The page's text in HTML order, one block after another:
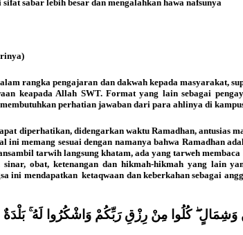
sabar lebih besar dan mengalahkan hawa nafsunya
rangka pengajaran dan dakwah kepada masyarakat,
keapada Allah SWT. Format yang lain sebagai
perhatian jawaban dari para ahlinya di
diperhatikan, didengarkan waktu Ramadhan, antusias
memang sesuai dengan namanya bahwa Ramadhan
tarwih langsung khatam, ada yang tarweh
obat, ketenangan dan hikmah-hikmah yang lain
ini mendapatkan ketaqwaan dan keberkahan sebagai
كُلُوا مِنْ رِزْقِ رَبِّكُمْ وَاشْكُرُوا لَهُ